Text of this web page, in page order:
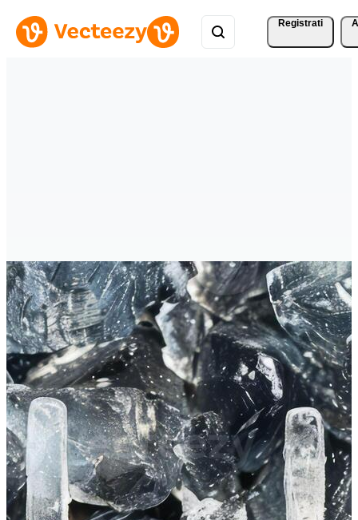
Registrati